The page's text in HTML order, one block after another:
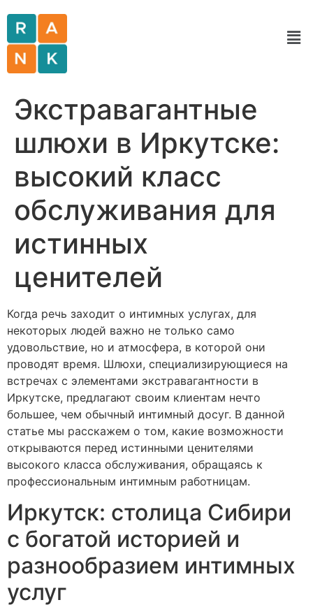
Экстравагантные
шлюхи в Иркутске:
высокий класс
обслуживания для
истинных
ценителей
Когда речь заходит о интимных услугах, для
некоторых людей важно не только само
удовольствие, но и атмосфера, в которой они
проводят время. Шлюхи, специализирующиеся на
встречах с элементами экстравагантности в
Иркутске, предлагают своим клиентам нечто
большее, чем обычный интимный досуг. В данной
статье мы расскажем о том, какие возможности
открываются перед истинными ценителями
высокого класса обслуживания, обращаясь к
профессиональным интимным работницам.
Иркутск: столица Сибири
с богатой историей и
разнообразием интимных
услуг